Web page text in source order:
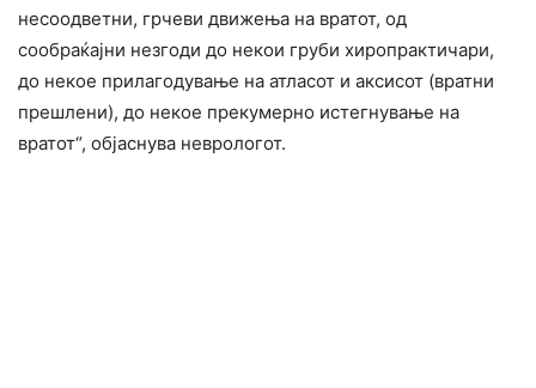
несоодветни, грчеви движења на вратот, од
сообраќајни незгоди до некои груби хиропрактичари,
до некое прилагодување на атласот и аксисот (вратни
прешлени), до некое прекумерно истегнување на
вратот“, објаснува неврологот.